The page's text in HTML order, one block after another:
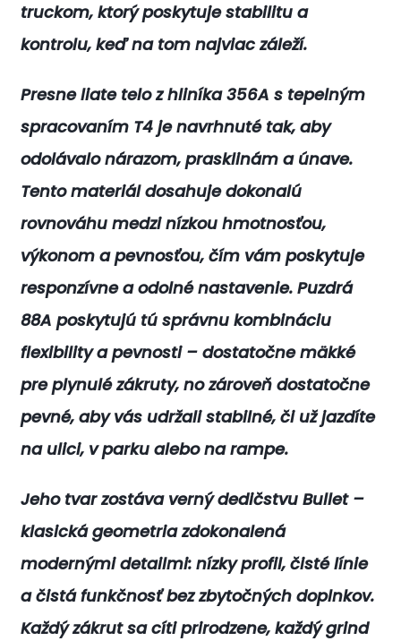
truckom, ktorý poskytuje stabilitu a
kontrolu, keď na tom najviac záleží.
Presne liate telo z hliníka 356A s tepelným
spracovaním T4 je navrhnuté tak, aby
odolávalo nárazom, prasklinám a únave.
Tento materiál dosahuje dokonalú
rovnováhu medzi nízkou hmotnosťou,
výkonom a pevnosťou, čím vám poskytuje
responzívne a odolné nastavenie. Puzdrá
88A poskytujú tú správnu kombináciu
flexibility a pevnosti – dostatočne mäkké
pre plynulé zákruty, no zároveň dostatočne
pevné, aby vás udržali stabilné, či už jazdíte
na ulici, v parku alebo na rampe.
Jeho tvar zostáva verný dedičstvu Bullet –
klasická geometria zdokonalená
modernými detailmi: nízky profil, čisté línie
a čistá funkčnosť bez zbytočných doplnkov.
Každý zákrut sa cíti prirodzene, každý grind